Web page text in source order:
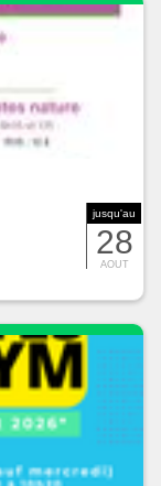
jusqu'au
28
AOUT